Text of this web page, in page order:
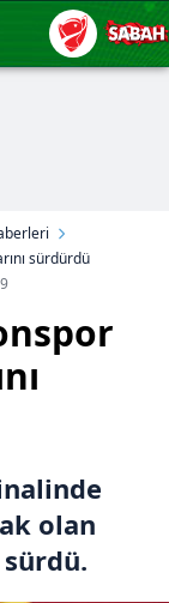
sürdürdü
olan